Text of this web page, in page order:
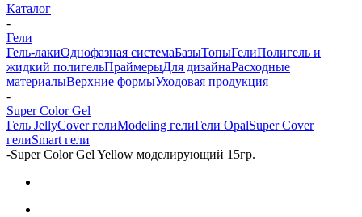
Каталог
-
Гели
Гель-лакиОднофазная системаБазыТопыГелиПолигель и
жидкий полигельПраймерыДля дизайнаРасходные
материалыВерхние формыУходовая продукция
-
Super Color Gel
Гель JellyCover гелиModeling гелиГели OpalSuper Cover
гелиSmart гели
-Super Color Gel Yellow моделирующий 15гр.